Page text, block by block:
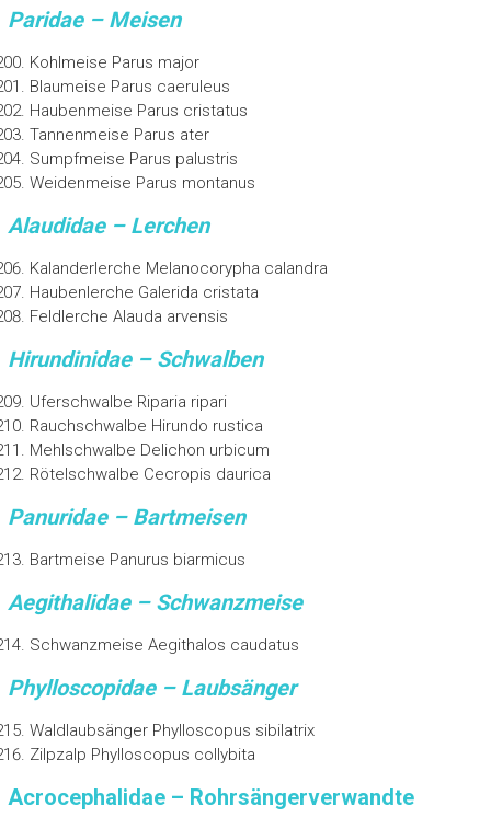
Paridae – Meisen
Kohlmeise Parus major
Blaumeise Parus caeruleus
Haubenmeise Parus cristatus
Tannenmeise Parus ater
Sumpfmeise Parus palustris
Weidenmeise Parus montanus
Alaudidae – Lerchen
Kalanderlerche Melanocorypha calandra
Haubenlerche Galerida cristata
Feldlerche Alauda arvensis
Hirundinidae – Schwalben
Uferschwalbe Riparia ripari
Rauchschwalbe Hirundo rustica
Mehlschwalbe Delichon urbicum
Rötelschwalbe Cecropis daurica
Panuridae – Bartmeisen
Bartmeise Panurus biarmicus
Aegithalidae – Schwanzmeise
Schwanzmeise Aegithalos caudatus
Phylloscopidae – Laubsänger
Waldlaubsänger Phylloscopus sibilatrix
Zilpzalp Phylloscopus collybita
Acrocephalidae – Rohrsängerverwandte